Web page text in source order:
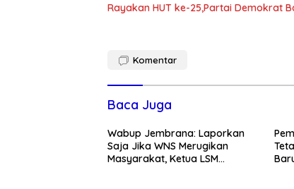
Rayakan HUT ke-25,Partai Demokrat
Komentar
Baca Juga
Wabup Jembrana: Laporkan
Saja Jika WNS Merugikan
Masyarakat, Ketua LSM